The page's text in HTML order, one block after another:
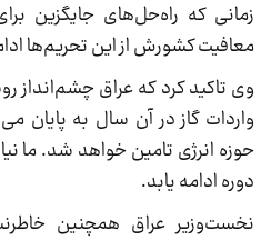
زمانی که راه‌حل‌های جایگزین
معافیت کشورش از این تحریم‌ها
واردات گاز در آن سال به پایان
حوزه انرژی تامین خواهد شد. ما
دوره ادامه یابد.
نخست‌وزیر عراق همچنین